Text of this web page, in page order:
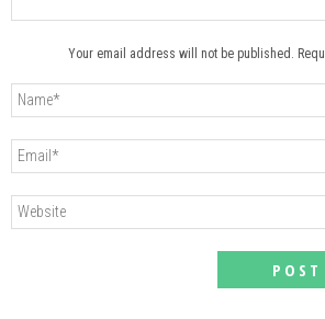
Your email address will not be published.